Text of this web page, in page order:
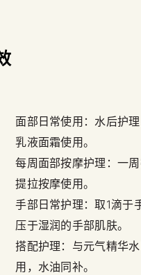
面部日常使用：水后护
乳液面霜使用。
每周面部按摩护理：一
提拉按摩使用。
手部日常护理：取1滴于
压于湿润的手部肌肤。
搭配护理：与元气精华
用，水油同补。